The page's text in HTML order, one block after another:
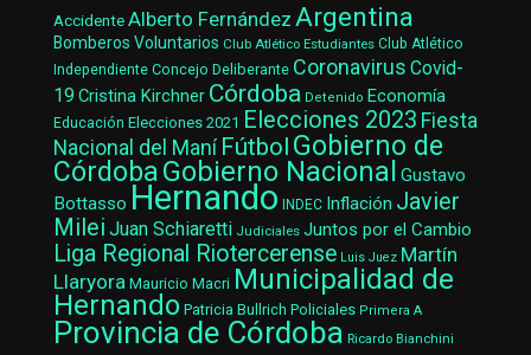
AccidenteAlberto Fernández Argentina
Bomberos Voluntarios Club Atlético Estudiantes Club Atlético
Independiente Concejo Deliberante Coronavirus Covid-
19 Cristina Kirchner Córdoba Detenido Economía
Educación Elecciones 2021 Elecciones 2023 Fiesta
Nacional del Maní Fútbol Gobierno de
CórdobaGobierno Nacional Gustavo
Bottasso Hernando INDEC Inflación Javier
Milei Juan Schiaretti Judiciales Juntos por el Cambio
Liga Regional Riotercerense Luis Juez Martín
Llaryora Mauricio Macri Municipalidad de
Hernando Patricia Bullrich Policiales Primera A
Provincia de Córdoba Ricardo Bianchini